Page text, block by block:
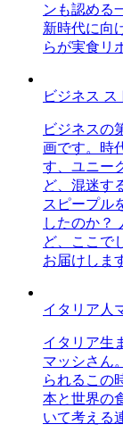
ンも認める
新時代に向
らが実食リ
ビジネス ス
ビジネスの
画です。時
す、ユニー
ど、混迷す
スピープル
したのか？
ど、ここで
お届けしま
イタリア人
イタリア生
マッシさん
られるこの
本と世界の
いて考える